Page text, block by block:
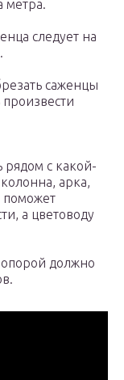
метра.
следует на
саженцы
рядом с какой-
арка,
поможет
а цветоводу
должно